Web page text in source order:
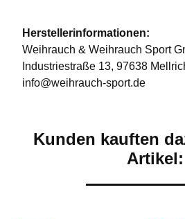
Herstellerinformationen:
Weihrauch & Weihrauch Sport
Industriestraße 13, 97638
info@weihrauch-sport.de
Kunden kauften
Artikel: